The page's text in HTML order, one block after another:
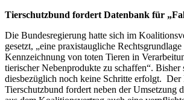
Tierschutzbund fordert Datenbank für
Die Bundesregierung hatte sich im
gesetzt, „eine praxistaugliche
Kennzeichnung von toten Tieren in
tierischer Nebenprodukte zu schaffen“. Bisher
diesbezüglich noch keine Schritte erfolgt. Der
Tierschutzbund fordert neben der Umsetzung